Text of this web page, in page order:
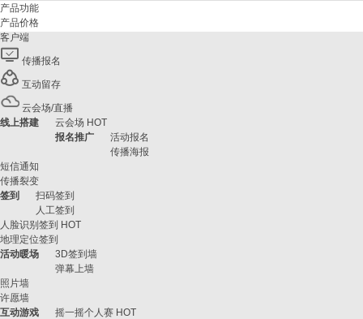
产品功能
产品价格
客户端
传播报名
互动留存
云会场/直播
线上搭建
云会场 HOT
报名推广
活动报名
传播海报
短信通知
传播裂变
签到
扫码签到
人工签到
人脸识别签到 HOT
地理定位签到
活动暖场
3D签到墙
弹幕上墙
照片墙
许愿墙
互动游戏
摇一摇个人赛 HOT